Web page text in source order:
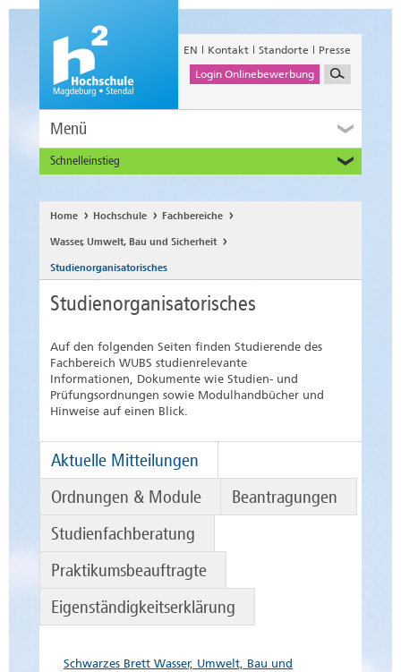
EN Kontakt Standorte
Presse
Login Onlinebewerbung
Menü
Schnelleinstieg
Alumni
Unternehmen und Institutionen
Beschäftigte
International
Home Hochschule Fachbereiche
Wasser, Umwelt, Bau und Sicherheit
Studienorganisatorisches
Studienorganisatorisches
Auf den folgenden Seiten finden Studierende des
Fachbereich WUBS studienrelevante
Informationen, Dokumente wie Studien- und
Prüfungsordnungen sowie Modulhandbücher und
Hinweise auf einen Blick.
Aktuelle Mitteilungen
Ordnungen & Module
Beantragungen
Studienfachberatung
Praktikumsbeauftragte
Eigenständigkeitserklärung
Schwarzes Brett Wasser, Umwelt, Bau und